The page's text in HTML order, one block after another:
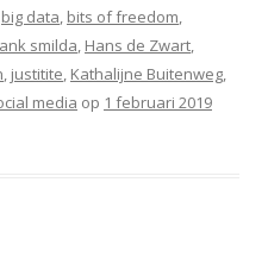
big data, bits of freedom,
smilda, Hans de Zwart,
, justitite, Kathalijne Buitenweg,
media op 1 februari 2019